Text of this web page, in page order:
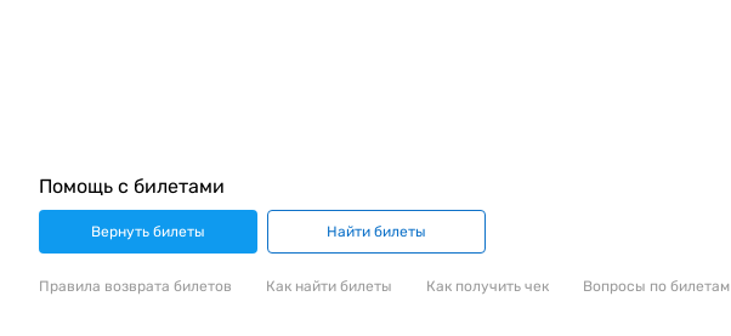
Помощь с билетами
Вернуть билеты Найти билеты
Правила возврата билетов Как найти билеты Как получить чек Вопросы по билетам